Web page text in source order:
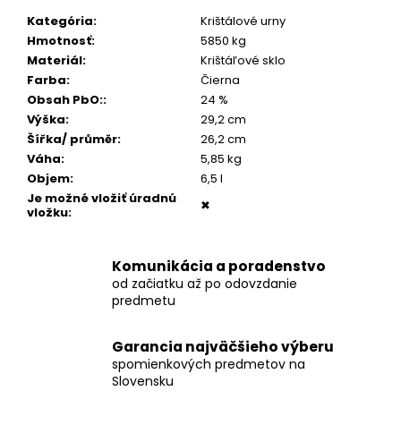
Kategória:
Krištálové urny
Hmotnosť:
5850 kg
Materiál:
Krištáľové sklo
Farba:
Čierna
Obsah PbO::
24 %
Výška:
29,2 cm
Šířka/ průměr:
26,2 cm
Váha:
5,85 kg
Objem:
6,5 l
Je možné vložiť úradnú
vložku: ✖
Komunikácia a poradenstvo
od začiatku až po odovzdanie
predmetu
Garancia najväčšieho výberu
spomienkových predmetov na
Slovensku
ú
č
a
m
e
STROM
ŽIVOTA
MEDAILÓNIK
POPOLOM